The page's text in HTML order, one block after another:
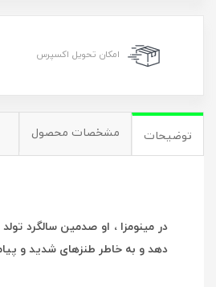
امکان تحویل اکسپرس
توضیحات مشخصات محصول
دهد و به خاطر طنزهای شدید و